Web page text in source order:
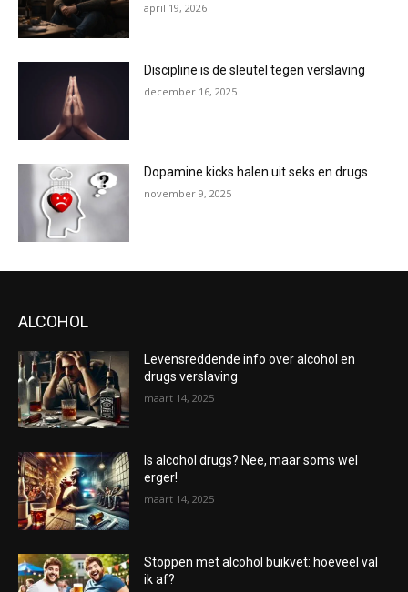
april 19, 2026
Discipline is de sleutel tegen verslaving
december 16, 2025
Dopamine kicks halen uit seks en drugs
november 9, 2025
ALCOHOL
Levensreddende info over alcohol en
drugs verslaving
maart 14, 2025
Is alcohol drugs? Nee, maar soms wel
erger!
maart 14, 2025
Stoppen met alcohol buikvet: hoeveel val
ik af?